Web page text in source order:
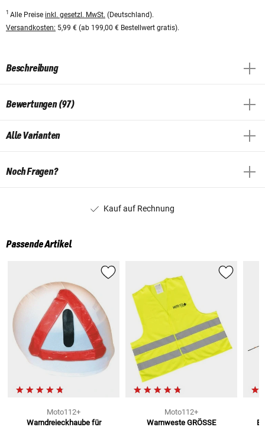
1 Alle Preise inkl. gesetzl. MwSt. (Deutschland).
Versandkosten: 5,99 € (ab 199,00 € Bestellwert gratis).
Beschreibung
Bewertungen (97)
Alle Varianten
Noch Fragen?
Kauf auf Rechnung
Passende Artikel
Moto112+
Warndreieckhaube für
Moto112+
Warnweste GRÖSSE